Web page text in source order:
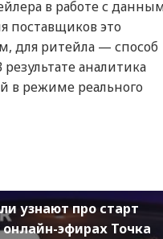
в работе с
поставщиков это
для ритейла — способ
аналитика
в режиме реального
узнают про старт
эфирах Точка